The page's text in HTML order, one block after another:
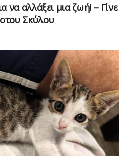
να αλλάξει μια ζωή! – Γίνε
Σκύλου